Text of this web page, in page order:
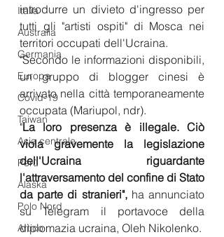
Italia
Australia
Germania
Europa
Covid-19
Taiwan
Asia centrale
Perù
Alaska
Polo Nord
Artico
introdurre un divieto d'ingresso per
tutti gli "artisti ospiti" di Mosca nei
territori occupati dell'Ucraina.
"Secondo le informazioni disponibili,
un gruppo di blogger cinesi è
arrivato nella città temporaneamente
occupata (Mariupol, ndr).
"La loro presenza è illegale. Ciò
viola gravemente la legislazione
dell'Ucraina riguardante
l'attraversamento del confine di Stato
da parte di stranieri", ha annunciato
su Telegram il portavoce della
diplomazia ucraina, Oleh Nikolenko.